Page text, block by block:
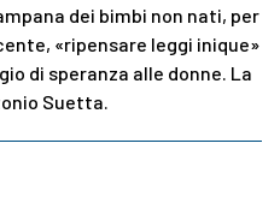
dei bimbi non nati, per
«ripensare leggi inique»
di speranza alle donne. La
Suetta.